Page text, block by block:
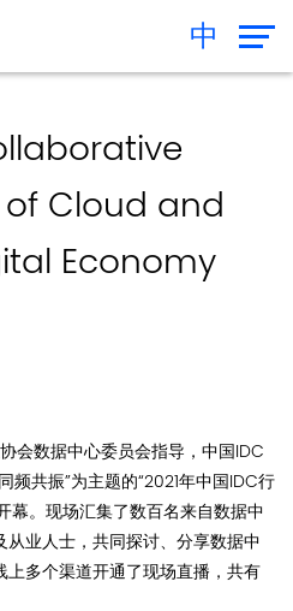
中
Cloud and
Economy
会数据中心委员会指导，中国IDC
频共振”为主题的“2021年中国IDC行
幕。现场汇集了数百名来自数据中
业人士，共同探讨、分享数据中
上多个渠道开通了现场直播，共有